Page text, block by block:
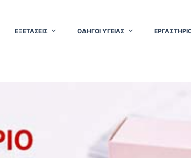
ΕΞΕΤΑΣΕΙΣ ΟΔΗΓΟΙ ΥΓΕΙΑΣ